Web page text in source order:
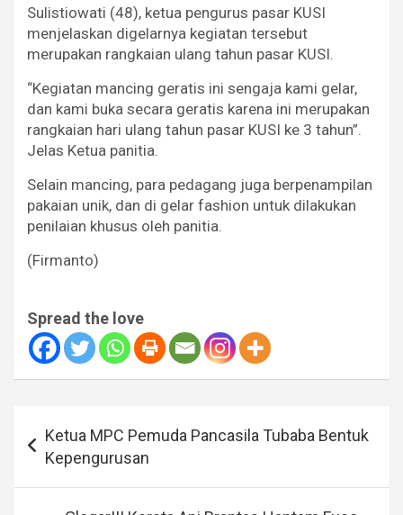
Sulistiowati (48), ketua pengurus pasar KUSI
menjelaskan digelarnya kegiatan tersebut
merupakan rangkaian ulang tahun pasar KUSI.
“Kegiatan mancing geratis ini sengaja kami gelar,
dan kami buka secara geratis karena ini merupakan
rangkaian hari ulang tahun pasar KUSI ke 3 tahun”.
Jelas Ketua panitia.
Selain mancing, para pedagang juga berpenampilan
pakaian unik, dan di gelar fashion untuk dilakukan
penilaian khusus oleh panitia.
(Firmanto)
Spread the love
posKetua MPC Pemuda Pancasila Tubaba Bentuk
Kepengurusan